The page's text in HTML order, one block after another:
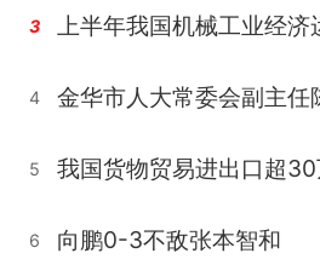
3
4
5 我国货物贸易进出口超
6 向鹏0-3不敌张本智和